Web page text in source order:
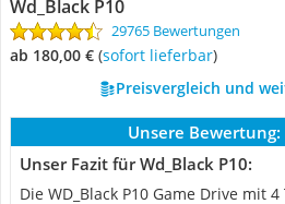
Wd_Black P10
29765 Bewertungen
ab 180,00 € ( Sofort lieferbar)
Preisvergleich und
Unsere Bewertung:
Unser Fazit für Wd_Black P10:
Die WD_Black P10 Game Drive mit